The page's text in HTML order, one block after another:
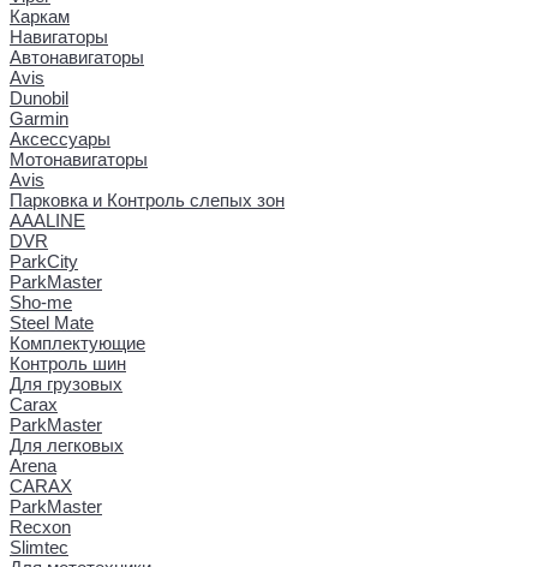
Каркам
Навигаторы
Автонавигаторы
Avis
Dunobil
Garmin
Аксессуары
Мотонавигаторы
Avis
Парковка и Контроль слепых зон
AAALINE
DVR
ParkCity
ParkMaster
Sho-me
Steel Mate
Комплектующие
Контроль шин
Для грузовых
Carax
ParkMaster
Для легковых
Arena
CARAX
ParkMaster
Recxon
Slimtec